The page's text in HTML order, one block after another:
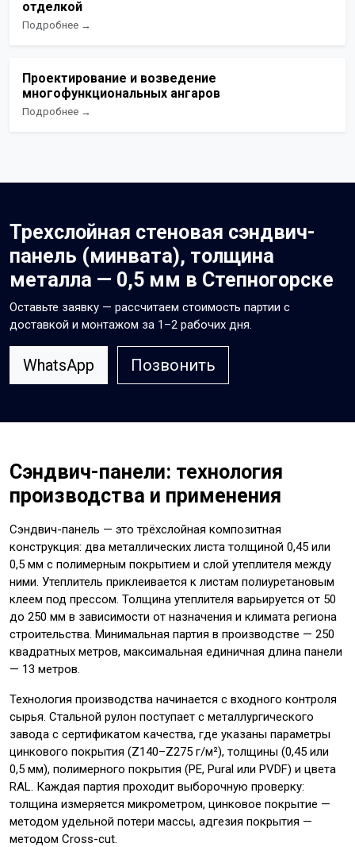
отделкой
Подробнее →
Проектирование и возведение
многофункциональных ангаров
Подробнее →
Трехслойная стеновая сэндвич-
панель (минвата), толщина
металла — 0,5 мм в Степногорске
Оставьте заявку — рассчитаем стоимость партии с
доставкой и монтажом за 1–2 рабочих дня.
WhatsApp Позвонить
Сэндвич-панели: технология
производства и применения
Сэндвич-панель — это трёхслойная композитная
конструкция: два металлических листа толщиной 0,45 или
0,5 мм с полимерным покрытием и слой утеплителя между
ними. Утеплитель приклеивается к листам полиуретановым
клеем под прессом. Толщина утеплителя варьируется от 50
до 250 мм в зависимости от назначения и климата региона
строительства. Минимальная партия в производстве — 250
квадратных метров, максимальная единичная длина панели
— 13 метров.
Технология производства начинается с входного контроля
сырья. Стальной рулон поступает с металлургического
завода с сертификатом качества, где указаны параметры
цинкового покрытия (Z140–Z275 г/м²), толщины (0,45 или
0,5 мм), полимерного покрытия (PE, Pural или PVDF) и цвета
RAL. Каждая партия проходит выборочную проверку:
толщина измеряется микрометром, цинковое покрытие —
методом удельной потери массы, адгезия покрытия —
методом Cross-cut.